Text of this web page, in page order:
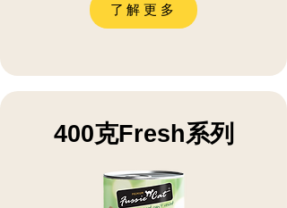
了解更多
400克Fresh系列